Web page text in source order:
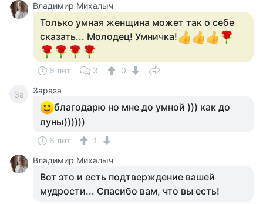
Владимир Михалыч
Только умная женщина может так о себе
сказать... Молодец! Умничка!
6 лет 3 0
За Зараза
благодарю но мне до умной ))) как до
луны))))))
6 лет
1
Владимир Михалыч
Вот это и есть подтверждение вашей
мудрости... Спасибо вам, что вы есть!